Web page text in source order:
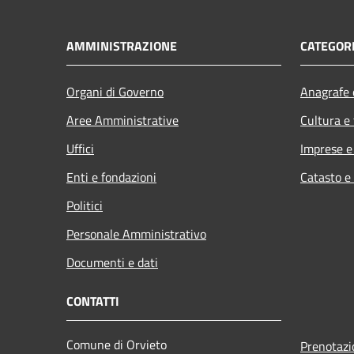
AMMINISTRAZIONE
Organi di Governo
Aree Amministrative
Uffici
Enti e fondazioni
Politici
Personale Amministrativo
Documenti e dati
Cultura
Imprese
Catasto
CONTATTI
Comune di Orvieto